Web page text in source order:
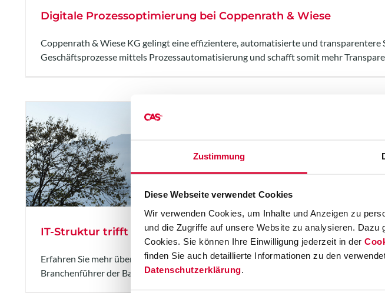
Zustimmung
Diese Webseite verwendet Cookies
Wir verwenden Cookies, um Inhalte und Anzeigen zu
und die Zugriffe auf unsere Website zu analysieren.
Cookies. Sie können Ihre Einwilligung jederzeit in der
finden Sie auch detaillierte Informationen zu den
Datenschutzerklärung.
Digitale Prozessoptimierung bei Coppenrath & Wiese
Coppenrath & Wiese KG gelingt eine effizientere, automatisierte und transparentere
Geschäftsprozesse mittels Prozessautomatisierung und schafft somit mehr
IT-Struktur trifft Digitalisierung (EDI & API)
Erfahren Sie mehr über die Optimierung und Digitalisierung der Vertriebsprozesse
Branchenführer der Bauzulieferindustrie.